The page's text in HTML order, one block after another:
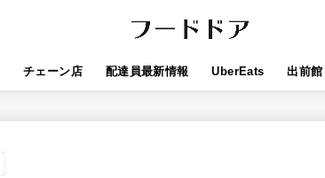
チェーン店 配達員最新情報 UberEats 出前館